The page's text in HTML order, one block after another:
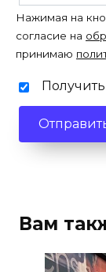
Нажимая на
согласие на
принимаю
Вам